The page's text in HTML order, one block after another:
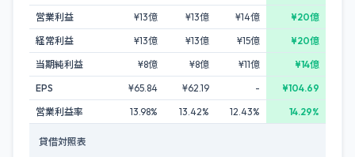
営業利益
¥13億 ¥13億 ¥14億
¥20億
経常利益
¥13億 ¥13億 ¥15億
¥20億
当期純利益
¥8億 ¥8億 ¥11億
¥14億
EPS
¥65.84 ¥62.19 -
¥104.69
営業利益率
13.98% 13.42% 12.43% 14.29%
貸借対照表